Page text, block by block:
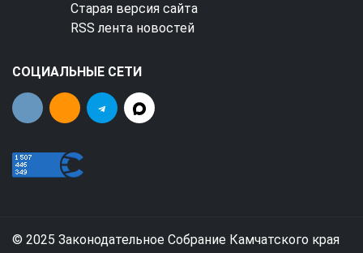
Старая версия сайта
RSS лента новостей
СОЦИАЛЬНЫЕ СЕТИ
© 2025 Законодательное Собрание Камчатского края